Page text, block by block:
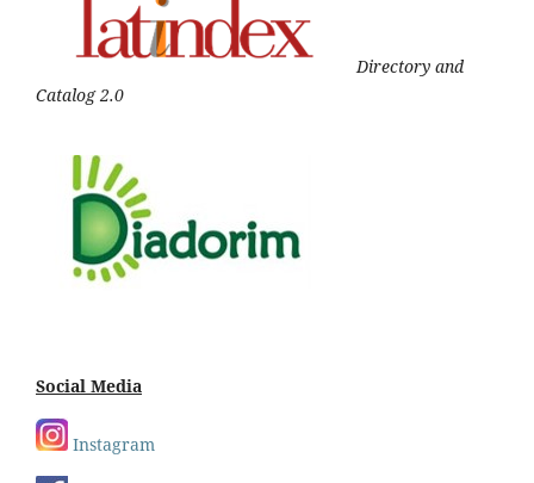
Directory and
Catalog 2.0
Social Media
Instagram